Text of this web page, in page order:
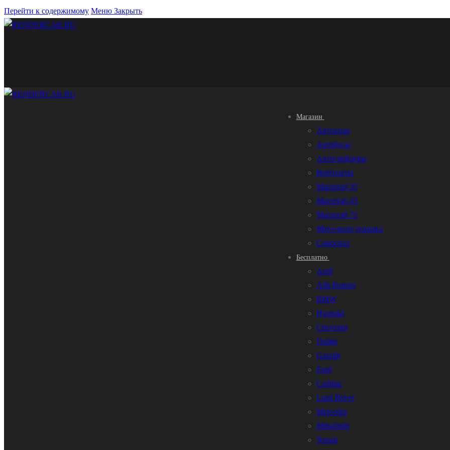
Перейти к содержимому Меню Закрыть
Магазин
Автокран
Автобусы
Автогрейдеры
Вертолеты
Масштаб 35
Масштаб 43
Масштаб 72
Мото-вело техника
Самосвал
Бесплатно
Audi
Alfa Romeo
BMW
Hyundai
Chevrolet
Dodge
Gazelle
Ford
Cadillac
Land Rover
Mercedes
Mitsubishi
Nissan